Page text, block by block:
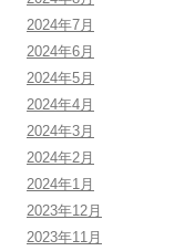
2024年7月
2024年6月
2024年5月
2024年4月
2024年3月
2024年2月
2024年1月
2023年12月
2023年11月